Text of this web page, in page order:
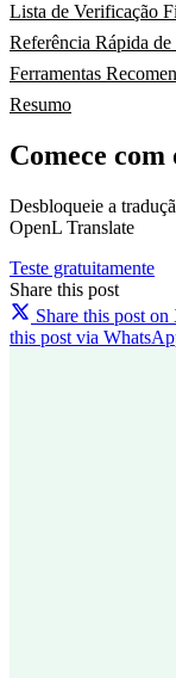
Lista de Verificação
Referência Rápida
Ferramentas
Resumo
Comece com
Desbloqueie a
OpenL Translate
Teste gratuitamente
Share this post
Share this post on
this post via